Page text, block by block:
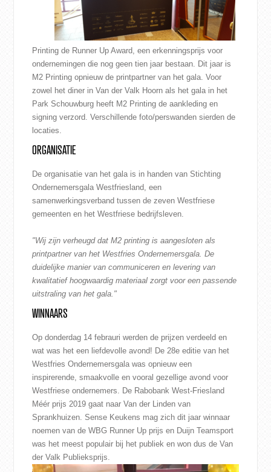
Printing de Runner Up Award , een erkenningsprijs voor
ondernemingen die nog geen tien jaar bestaan. Dit jaar is
M2 Printing opnieuw de printpartner van het gala. Voor
zowel het diner in Van der Valk Hoorn als het gala in het
Park Schouwburg heeft M2 Printing de aankleding en
signing verzord. Verschillende foto/perswanden sierden de
locaties.
ORGANISATIE
De organisatie van het gala is in handen van Stichting
Ondernemersgala Westfriesland, een
samenwerkingsverband tussen de zeven Westfriese
gemeenten en het Westfriese bedrijfsleven.
"Wij zijn verheugd dat M2 printing is aangesloten als
printpartner van het Westfries Ondernemersgala. De
duidelijke manier van communiceren en levering van
kwalitatief hoogwaardig materiaal zorgt voor een passende
uitstraling van het gala."
WINNAARS
Op donderdag 14 febrauri werden de prijzen verdeeld en
wat was het een liefdevolle avond! De 28e editie van het
Westfries Ondernemersgala was opnieuw een
inspirerende, smaakvolle en vooral gezellige avond voor
Westfriese ondernemers. De Rabobank West-Friesland
Méér prijs 2019 gaat naar Van der Linden van
Sprankhuizen. Sense Keukens mag zich dit jaar winnaar
noemen van de WBG Runner Up prijs en Duijn Teamsport
was het meest populair bij het publiek en won dus de Van
der Valk Publieksprijs.